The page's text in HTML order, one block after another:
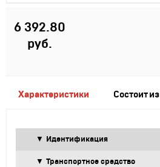
6 392.80
руб.
Характеристики Состоит из
Идентификация
Транспортное средство